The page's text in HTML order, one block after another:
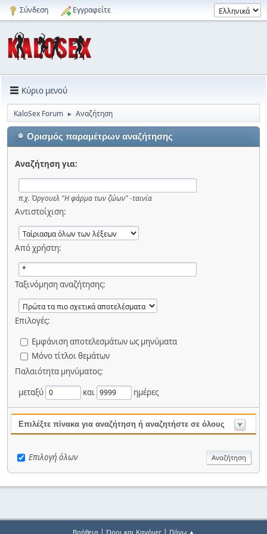
Σύνδεση Εγγραφείτε
Κύριο μενού
KaloSex Forum ► Αναζήτηση
Ορισμός παραμέτρων αναζήτησης
Αναζήτηση για:
π.χ. Όργουελ "Η φάρμα των ζώων" -ταινία
Αντιστοίχιση:
Από χρήστη:
Ταξινόμηση αναζήτησης:
Επιλογές:
Εμφάνιση αποτελεσμάτων ως μηνύματα
Μόνο τίτλοι θεμάτων
Παλαιότητα μηνύματος:
μεταξύ
και ημέρες
Επιλέξτε πίνακα για αναζήτηση ή αναζητήστε σε όλους
Επιλογή όλων
Βοήθεια Όροι και Κανόνες Πάνω ▲